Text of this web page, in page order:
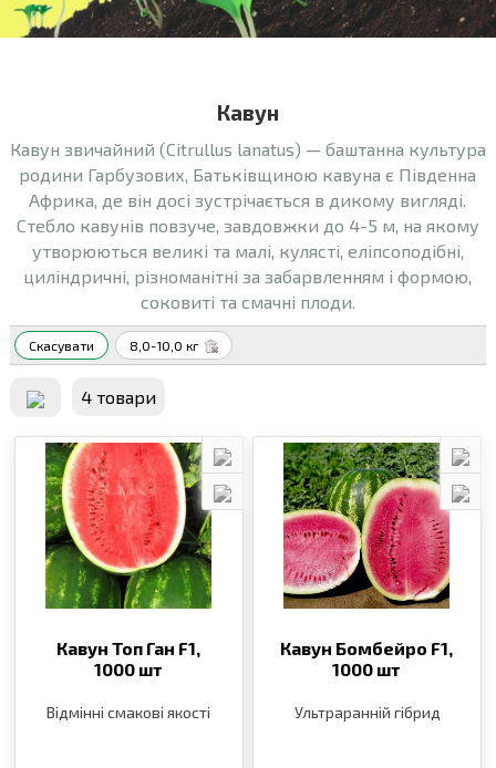
Кавун
Кавун звичайний (Citrullus lanаtus) — баштанна культура
родини Гарбузових, Батьківщиною кавуна є Південна
Африка, де він досі зустрічається в дикому вигляді.
Стебло кавунів повзуче, завдовжки до 4-5 м, на якому
утворюються великі та малі, кулясті, еліпсоподібні,
циліндричні, різноманітні за забарвленням і формою,
соковиті та смачні плоди.
Скасувати 8,0-10,0 кг
4 товари
Кавун Топ Ган F1,
1000 шт
Відмінні смакові якості
Кавун Бомбейро F1,
1000 шт
Ультраранній гібрид